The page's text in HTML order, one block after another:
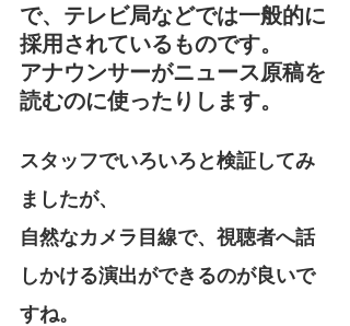
で、テレビ局などでは一般的に
採用されているものです。
アナウンサーがニュース原稿を
読むのに使ったりします。
スタッフでいろいろと検証してみ
ましたが、
自然なカメラ目線で、視聴者へ話
しかける演出ができるのが良いで
すね。